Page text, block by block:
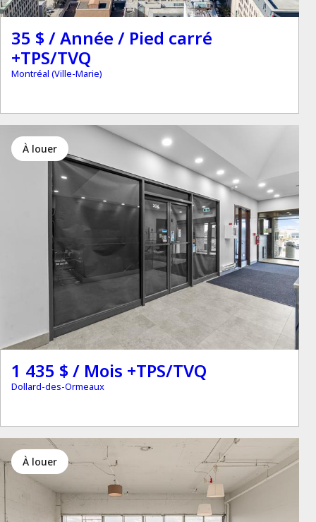
35 $ / Année / Pied carré
+TPS/TVQ
Montréal (Ville-Marie)
à louer
1 435 $ / Mois +TPS/TVQ
Dollard-des-Ormeaux
à louer